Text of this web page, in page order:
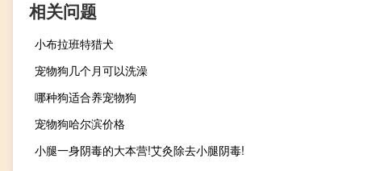
相关问题
小布拉班特猎犬
宠物狗几个月可以洗澡
哪种狗适合养宠物狗
宠物狗哈尔滨价格
小腿一身阴毒的大本营!艾灸除去小腿阴毒!